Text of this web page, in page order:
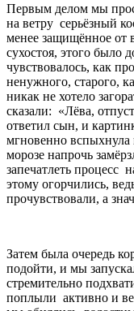
Первым делом мы
на ветру серьёзный
менее защищённое от
сухостоя, этого было
чувствовалось, как
ненужного, старого,
никак не хотело
сказали: «Лёва,
ответил сын, и
мгновенно
морозе напрочь
запечатлеть процесс
этому огорчились,
прочувствовали, а
Затем была очередь
подойти, и мы
стремительно
поплыли активно и